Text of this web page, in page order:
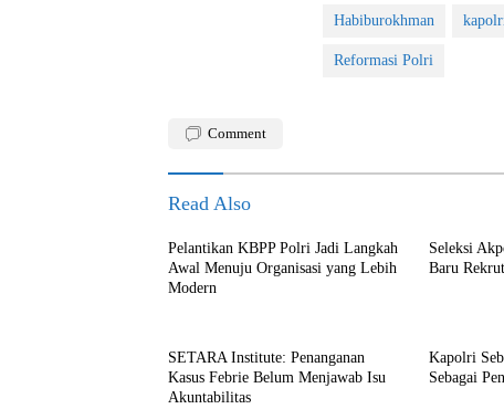
Habiburokhman
Reformasi Polri
Comment
Read Also
Pelantikan KBPP Polri Jadi Langkah
Awal Menuju Organisasi yang Lebih
Modern
Seleksi
Baru
SETARA Institute: Penanganan
Kasus Febrie Belum Menjawab Isu
Akuntabilitas
Kapolri
Sebagai